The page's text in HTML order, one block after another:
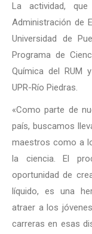
La actividad,
Administración de
Universidad de
Programa de
Química del RUM
UPR-Río Piedras.
«Como parte de
país, buscamos
maestros como a
la ciencia. El
oportunidad de
líquido, es una
atraer a los
carreras en esas